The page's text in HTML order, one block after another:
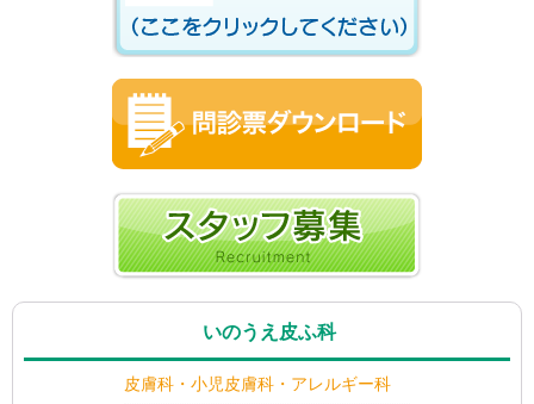
いのうえ皮ふ科
皮膚科・小児皮膚科・アレルギー科